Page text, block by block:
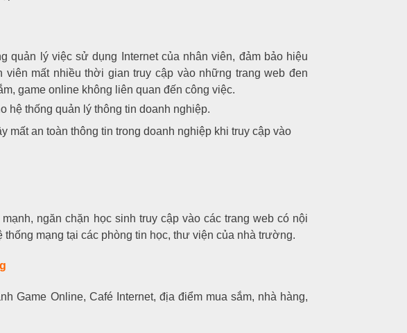
quản lý việc sử dụng Internet của nhân viên, đảm bảo hiệu
viên mất nhiều thời gian truy cập vào những trang web đen
game online không liên quan đến công việc.
hệ thống quản lý thông tin doanh nghiệp.
mất an toàn thông tin trong doanh nghiệp khi truy cập vào
ngăn chặn học sinh truy cập vào các trang web có nội
mạng tại các phòng tin học, thư viện của nhà trường.
Game Online, Café Internet, địa điểm mua sắm, nhà hàng,